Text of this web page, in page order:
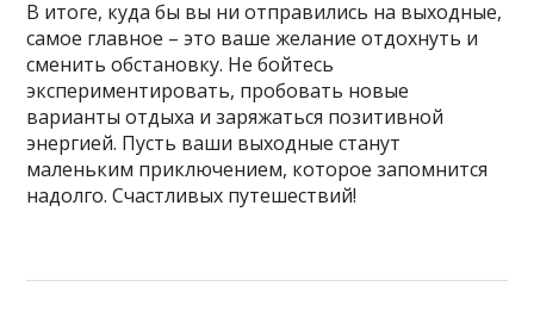
В итоге, куда бы вы ни отправились на выходные,
самое главное – это ваше желание отдохнуть и
сменить обстановку. Не бойтесь
экспериментировать, пробовать новые
варианты отдыха и заряжаться позитивной
энергией. Пусть ваши выходные станут
маленьким приключением, которое запомнится
надолго. Счастливых путешествий!